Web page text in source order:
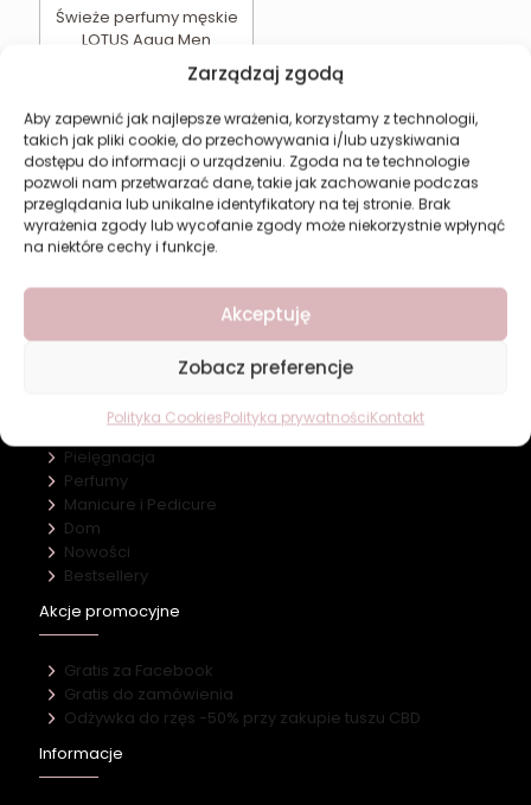
Zarządzaj zgodą
Aby zapewnić jak najlepsze wrażenia, korzystamy z technologii,
takich jak pliki cookie, do przechowywania i/lub uzyskiwania
dostępu do informacji o urządzeniu. Zgoda na te technologie
pozwoli nam przetwarzać dane, takie jak zachowanie podczas
przeglądania lub unikalne identyfikatory na tej stronie. Brak
wyrażenia zgody lub wycofanie zgody może niekorzystnie wpłynąć
na niektóre cechy i funkcje.
Akceptuję
Zobacz preferencje
Polityka CookiesPolityka prywatnościKontakt
Świeże perfumy męskie
LOTUS Aqua Men
Revers Cosmetics
O firmie
Kontakt
Pielęgnacja
Perfumy
Manicure i Pedicure
Dom
Nowości
Bestsellery
Akcje promocyjne
Gratis za Facebook
Gratis do zamówienia
Odżywka do rzęs -50% przy zakupie tuszu CBD
Informacje